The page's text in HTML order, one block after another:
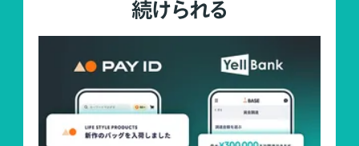
続けられる